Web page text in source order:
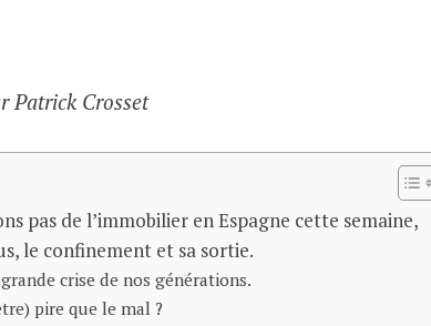
Patrick Crosset
pas de l’immobilier en Espagne cette semaine,
le confinement et sa sortie.
crise de nos générations.
pire que le mal ?